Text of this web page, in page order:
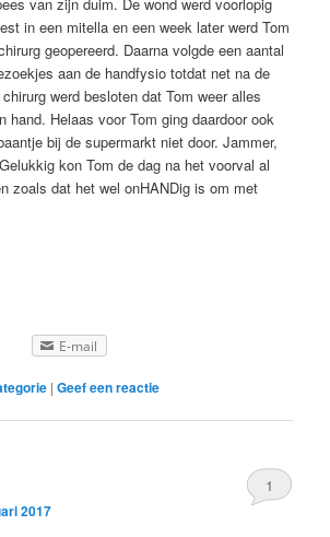
van zijn duim. De wond werd voorlopig
in een mitella en een week later werd Tom
geopereerd. Daarna volgde een aantal
aan de handfysio totdat net na de
werd besloten dat Tom weer alles
hand. Helaas voor Tom ging daardoor ook
bij de supermarkt niet door. Jammer,
kon Tom de dag na het voorval al
zoals dat het wel onHANDig is om met
E-mail
|Geef een reactie
2017
1